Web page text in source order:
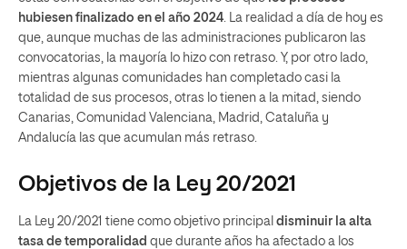
hubiesen finalizado en el año 2024 . La realidad a día de hoy es
que, aunque muchas de las administraciones publicaron las
convocatorias, la mayoría lo hizo con retraso. Y, por otro lado,
mientras algunas comunidades han completado casi la
totalidad de sus procesos, otras lo tienen a la mitad, siendo
Canarias, Comunidad Valenciana, Madrid, Cataluña y
Andalucía las que acumulan más retraso.
Objetivos de la Ley 20/2021
La Ley 20/2021 tiene como objetivo principal disminuir la alta
tasa de temporalidad que durante años ha afectado a los